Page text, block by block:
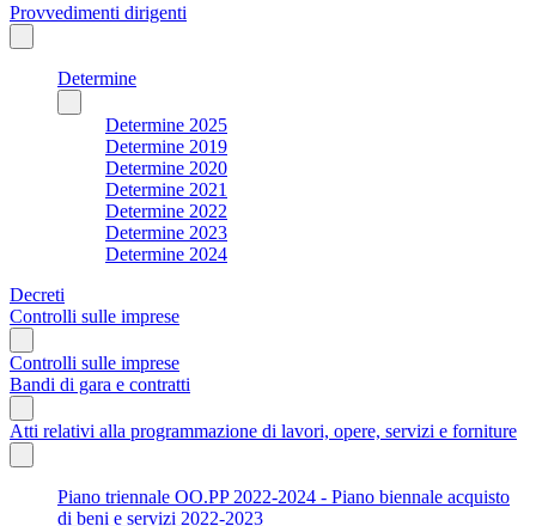
Provvedimenti dirigenti
Determine
Determine 2025
Determine 2019
Determine 2020
Determine 2021
Determine 2022
Determine 2023
Determine 2024
Decreti
Controlli sulle imprese
Controlli sulle imprese
Bandi di gara e contratti
Atti relativi alla programmazione di lavori, opere, servizi e forniture
Piano triennale OO.PP 2022-2024 - Piano biennale acquisto
di beni e servizi 2022-2023